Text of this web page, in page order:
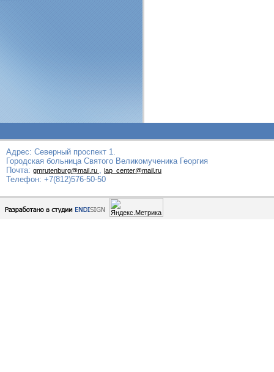
Адрес: Северный проспект 1.
Городская больница Святого Великомученика Георгия
Почта: gmrutenburg@mail.ru , lap_center@mail.ru
Телефон: +7(812)576-50-50